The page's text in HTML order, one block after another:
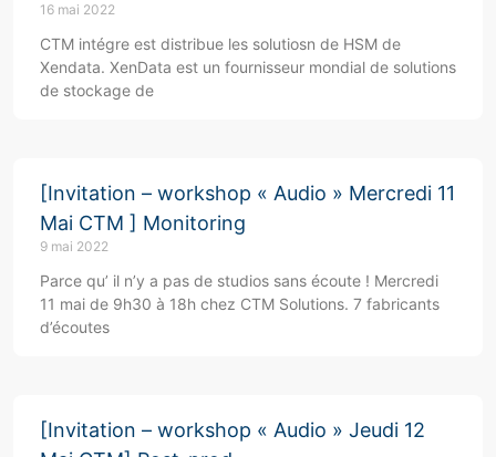
16 mai 2022
CTM intégre est distribue les solutiosn de HSM de
Xendata. XenData est un fournisseur mondial de solutions
de stockage de
[Invitation – workshop « Audio » Mercredi 11
Mai CTM ] Monitoring
9 mai 2022
Parce qu’ il n’y a pas de studios sans écoute ! Mercredi
11 mai de 9h30 à 18h chez CTM Solutions. 7 fabricants
d’écoutes
[Invitation – workshop « Audio » Jeudi 12